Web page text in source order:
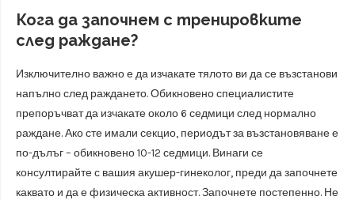
Кога да започнем с тренировките
след раждане?
Изключително важно е да изчакате тялото ви да се възстанови
напълно след раждането. Обикновено специалистите
препоръчват да изчакате около 6 седмици след нормално
раждане. Ако сте имали секцио, периодът за възстановяване е
по-дълъг – обикновено 10-12 седмици. Винаги се
консултирайте с вашия акушер-гинеколог, преди да започнете
каквато и да е физическа активност. Започнете постепенно. Не